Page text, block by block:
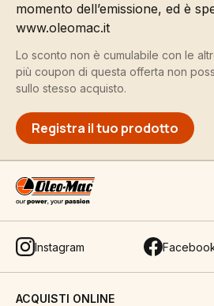
momento dell’emissione, ed è
www.oleomac.it
Lo sconto non è cumulabile con le
più coupon di questa offerta non
sullo stesso acquisto.
Registra il tuo prodotto
Instagram
ACQUISTI ONLINE